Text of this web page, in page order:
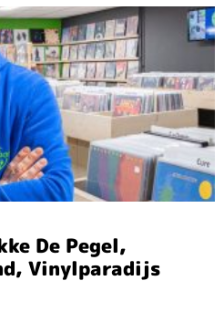
De Pegel,
Vinylparadijs